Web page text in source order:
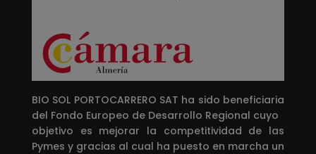
BIO SOL PORTOCARRERO SAT ha sido beneficiaria
del Fondo Europeo de Desarrollo Regional cuyo
objetivo es mejorar la competitividad de las
Pymes y gracias al cual ha puesto en marcha un